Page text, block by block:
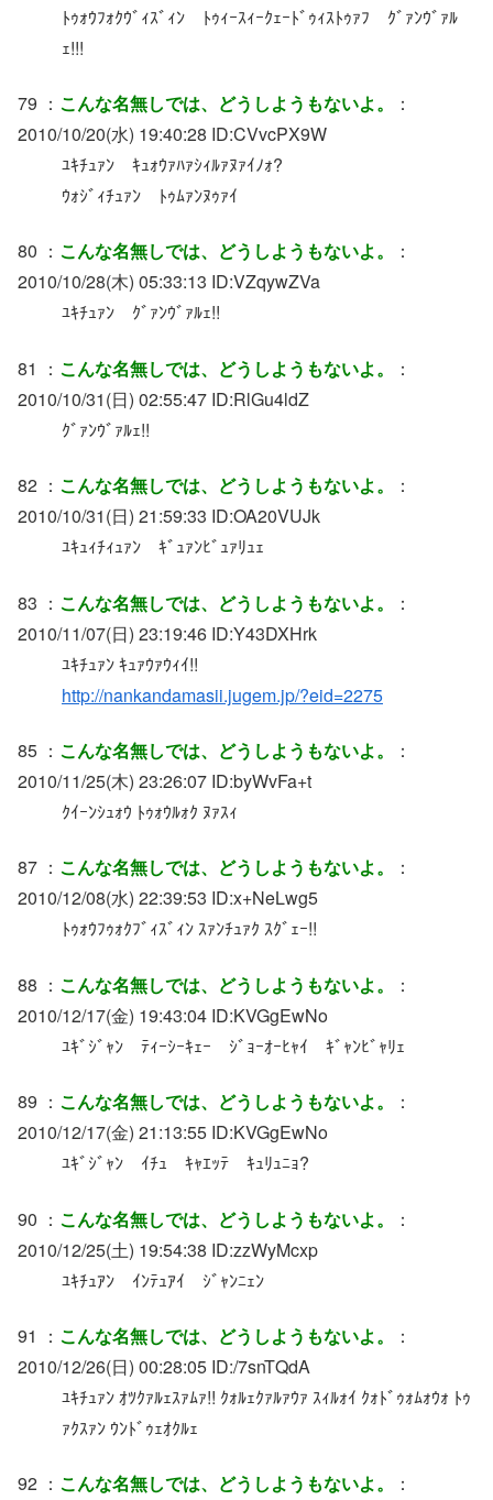
ﾄｩｫｳﾌｫｸｳﾞｨｽﾞｨﾝ ﾄｩｨｰｽｨｰｸｪｰﾄﾞｩｨｽﾄｩｧﾌ ｸﾞｧﾝｳﾞｧﾙ
ｪ!!!
79 ： こんな名無しでは、どうしようもないよ。
：
2010/10/20(水) 19:40:28 ID:CVvcPX9W
ﾕｷﾁｭｧﾝ ｷｭｫｳｧﾊｧｼｨﾙｧﾇｧｲﾉｫ?
ｳｫｼﾞｨﾁｭｧﾝ ﾄｩﾑｧﾝﾇｩｧｲ
80 ： こんな名無しでは、どうしようもないよ。
：
2010/10/28(木) 05:33:13 ID:VZqywZVa
ﾕｷﾁｭｧﾝ ｸﾞｧﾝｳﾞｧﾙｪ!!
81 ： こんな名無しでは、どうしようもないよ。
：
2010/10/31(日) 02:55:47 ID:RlGu4ldZ
ｸﾞｧﾝｳﾞｧﾙｪ!!
82 ： こんな名無しでは、どうしようもないよ。
：
2010/10/31(日) 21:59:33 ID:OA20VUJk
ﾕｷｭｨﾁｨｭｧﾝ ｷﾞｭｧﾝﾋﾞｭｧﾘｭｪ
83 ： こんな名無しでは、どうしようもないよ。
：
2010/11/07(日) 23:19:46 ID:Y43DXHrk
ﾕｷﾁｭｧﾝ ｷｭｧｳｧｳｨｲ!!
http://nankandamasii.jugem.jp/?eid=2275
85 ： こんな名無しでは、どうしようもないよ。
：
2010/11/25(木) 23:26:07 ID:byWvFa+t
ｸｲｰﾝｼｭｫｳ ﾄｩｫｳﾙｫｸ ﾇｧｽｨ
87 ： こんな名無しでは、どうしようもないよ。
：
2010/12/08(水) 22:39:53 ID:x+NeLwg5
ﾄｩｫｳﾌｩｫｸﾌﾞｨｽﾞｨﾝ ｽｧﾝﾁｭｧｸ ｽｸﾞｪｰ!!
88 ： こんな名無しでは、どうしようもないよ。
：
2010/12/17(金) 19:43:04 ID:KVGgEwNo
ﾕｷﾞｼﾞｬﾝ ﾃｨｰｼｰｷｪｰ ｼﾞｮｰｵｰﾋｬｲ ｷﾞｬﾝﾋﾞｬﾘｪ
89 ： こんな名無しでは、どうしようもないよ。
：
2010/12/17(金) 21:13:55 ID:KVGgEwNo
ﾕｷﾞｼﾞｬﾝ ｲﾁｭ ｷｬｴｯﾃ ｷｭﾘｭﾆｮ?
90 ： こんな名無しでは、どうしようもないよ。
：
2010/12/25(土) 19:54:38 ID:zzWyMcxp
ﾕｷﾁｭｱﾝ ｲﾝﾃｭｱｲ ｼﾞｬﾝﾆｪﾝ
91 ： こんな名無しでは、どうしようもないよ。
：
2010/12/26(日) 00:28:05 ID:/7snTQdA
ﾕｷﾁｭｧﾝ ｵﾂｸｧﾙｪｽｧﾑｧ!! ｸｫﾙｪｸｧﾙｧｳｧ ｽｨﾙｫｲ ｸｫﾄﾞｩｫﾑｫｳｫ ﾄｩ
ｧｸｽｧﾝ ｳﾝﾄﾞｩｪｵｸﾙｪ
92 ： こんな名無しでは、どうしようもないよ。
：